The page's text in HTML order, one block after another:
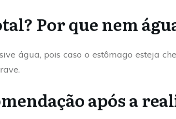
Por que nem
água, pois caso o estômago esteja
após a